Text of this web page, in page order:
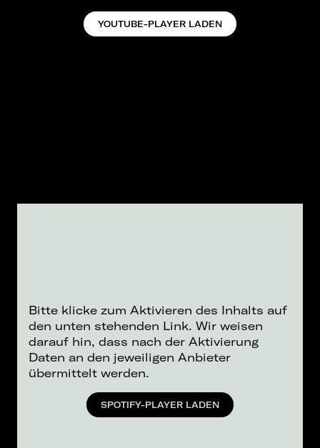
YOUTUBE-PLAYER LADEN
Bitte klicke zum Aktivieren des Inhalts auf
den unten stehenden Link. Wir weisen
darauf hin, dass nach der Aktivierung
Daten an den jeweiligen Anbieter
übermittelt werden.
SPOTIFY-PLAYER LADEN